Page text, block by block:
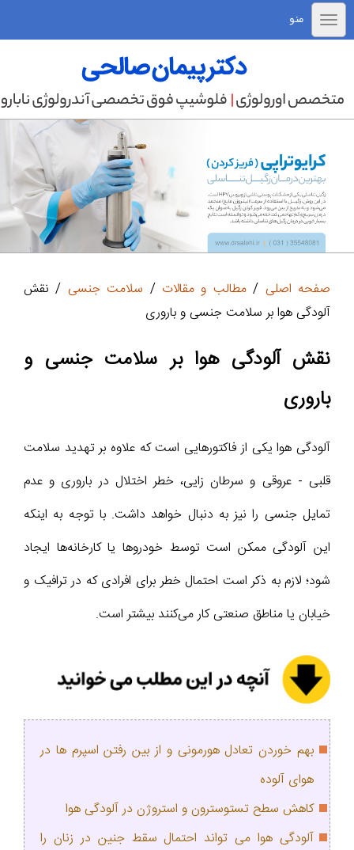
منو
صفحه اصلی /مطالب و مقالات / سلامت جنسی / نقش
آلودگی هوا بر سلامت جنسی و باروری
نقش آلودگی هوا بر سلامت جنسی و
باروری
آلودگی هوا یکی از فاکتورهایی است که علاوه بر تهدید سلامت
قلبی - عروقی و سرطان زایی، خطر اختلال در باروری و عدم
تمایل جنسی را نیز به دنبال خواهد داشت. با توجه به اینکه
این آلودگی ممکن است توسط خودروها یا کارخانه‌ها ایجاد
شود؛ لازم به ذکر است احتمال خطر برای افرادی که در ترافیک و
خیابان یا مناطق صنعتی کار می‌کنند بیشتر است.
بهم خوردن تعادل هورمونی و از بین رفتن اسپرم ها در
هوای آلوده
کاهش سطح تستوسترون و استروژن در آلودگی هوا
آلودگی هوا می تواند احتمال سقط جنین در زنان را